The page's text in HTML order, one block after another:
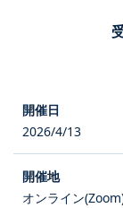
2026/4/13
オンライン